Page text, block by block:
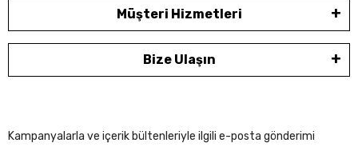
Müşteri Hizmetleri
Bize Ulaşın
Kampanyalarla ve içerik bültenleriyle ilgili e-posta gönderimi